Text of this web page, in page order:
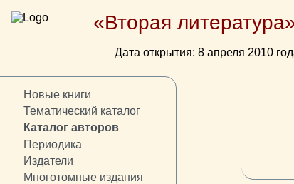
«Вторая
Дата открытия: 8 апреля 2010
Новые книги
Тематический каталог
Каталог авторов
Периодика
Издатели
Многотомные издания